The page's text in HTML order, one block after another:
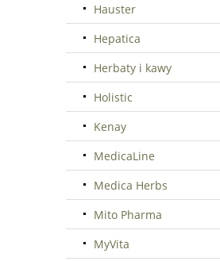
Hauster
Hepatica
Herbaty i kawy
Holistic
Kenay
MedicaLine
Medica Herbs
Mito Pharma
MyVita